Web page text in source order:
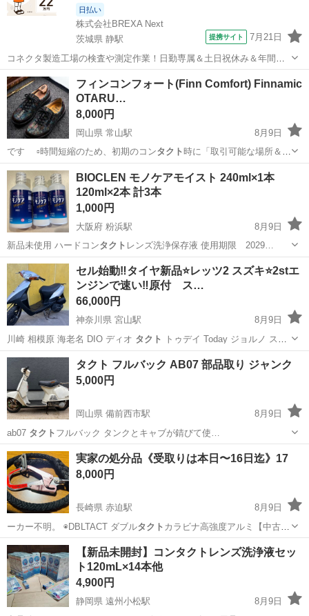
日払い
株式会社BREXA Next
茨城県 静駅
提携サイト 7月21日
コネクタ製造工場の検査や測定作業！日勤専属＆土日祝休み＆年間休
日128日★クリーンルーム内作業★マイカー通勤OK＆無料駐車場あり
★就業先食堂利用可！日払い制度あり！《茨城県常陸大宮市》 人気の
工場のお仕事 ◇コネクタ製造工...
茨城 常陸大宮市 その他
フィンコンフォート(Finn Comfort) Finnamic
OTARU…
8,000円
岡山県 常山駅
8月9日
です ▫時間短縮のため、初期のコンタクト 時に「取引可能な場所＆日
時」の記載お願…
岡山 玉野市 フィン
BIOCLEN モノケアモイスト 240ml×1本
120ml×2本 計3本
1,000円
大阪府 粉浜駅
8月9日
新品未使用 ハードコンタクト レンズ洗浄保存液 使用期限 2029…
大阪 大阪市 粉浜駅 その他 期限
セル始動‼️タイヤ新品⭐️レッツ2 スズキ⭐️2stエ
ンジンで速い‼️原付 ス…
66,000円
神奈川県 宮山駅
8月9日
川崎 相模原 海老名 DIO ディオ タクト
トゥデイ Today ジョルノ ス
ク…
神奈川 高座郡 宮山駅 スズキ レッツ
タクト フルバック AB07 部品取り ジャンク
5,000円
岡山県 備前西市駅
8月9日
ab07 タクト フルバック タンクとキャブが錆びて使…
岡山 岡山市 備前西市駅 ホンダ
実家の処分品《受取りは本日〜16日迄》17
8,000円
長崎県 赤迫駅
8月9日
ーカー不明。 ◉DBLTACT ダブルタクト カラビナ高強度アルミ【中古】
※中古…
長崎 長崎市 赤迫駅 その他 実家
【新品未開封】コンタクトレンズ洗浄液セッ
ト120mL×14本他
4,900円
静岡県 遠州小松駅
8月9日